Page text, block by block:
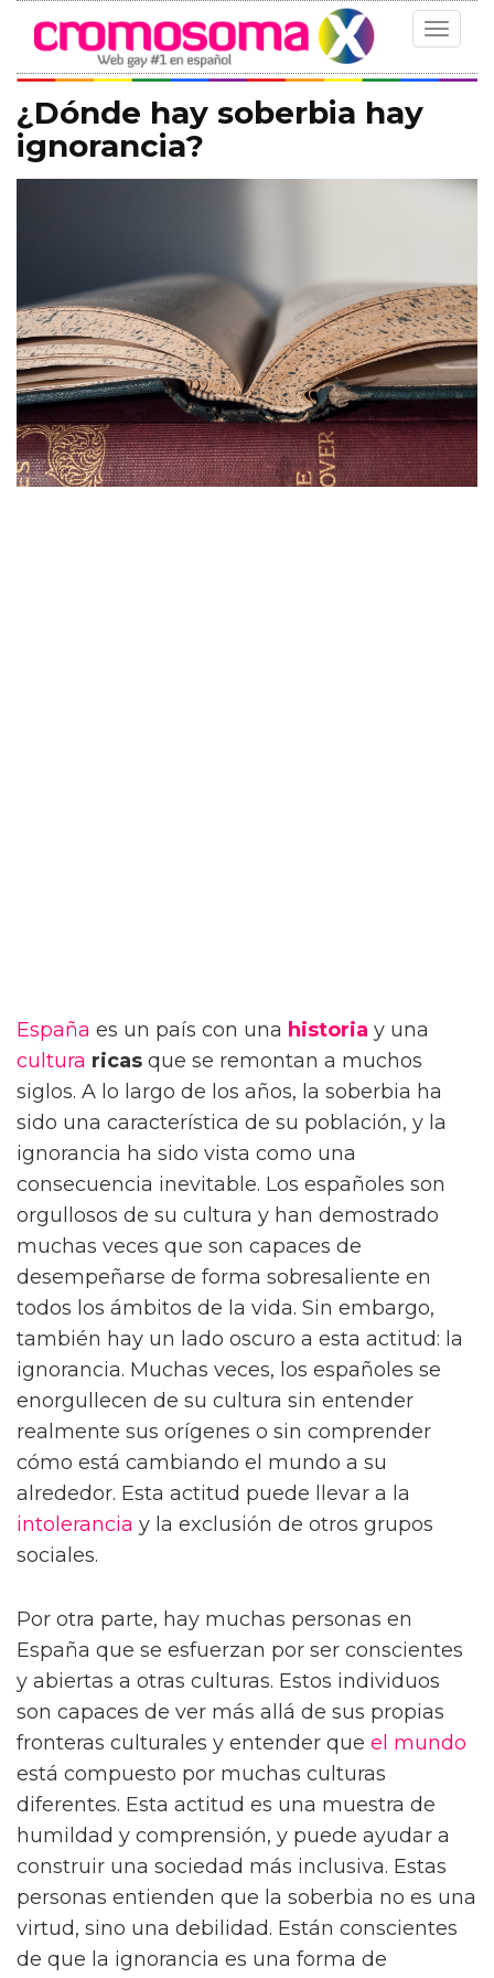
Toggle
¿Dónde hay soberbia hay
ignorancia?
España es un país con una historia y una
cultura ricas que se remontan a muchos
siglos. A lo largo de los años, la soberbia ha
sido una característica de su población, y la
ignorancia ha sido vista como una
consecuencia inevitable. Los españoles son
orgullosos de su cultura y han demostrado
muchas veces que son capaces de
desempeñarse de forma sobresaliente en
todos los ámbitos de la vida. Sin embargo,
también hay un lado oscuro a esta actitud: la
ignorancia. Muchas veces, los españoles se
enorgullecen de su cultura sin entender
realmente sus orígenes o sin comprender
cómo está cambiando el mundo a su
alrededor. Esta actitud puede llevar a la
intolerancia y la exclusión de otros grupos
sociales.
Por otra parte, hay muchas personas en
España que se esfuerzan por ser conscientes
y abiertas a otras culturas. Estos individuos
son capaces de ver más allá de sus propias
fronteras culturales y entender que el mundo
está compuesto por muchas culturas
diferentes. Esta actitud es una muestra de
humildad y comprensión, y puede ayudar a
construir una sociedad más inclusiva. Estas
personas entienden que la soberbia no es una
virtud, sino una debilidad. Están conscientes
de que la ignorancia es una forma de